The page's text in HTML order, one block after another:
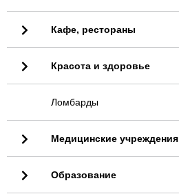
Кафе, рестораны
Красота и здоровье
Ломбарды
Медицинские учреждения
Образование